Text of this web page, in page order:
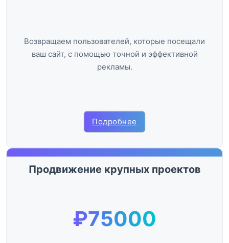
Возвращаем пользователей, которые посещали
ваш сайт, с помощью точной и эффективной
рекламы.
Подробнее
Продвижение крупных проектов
₽75000